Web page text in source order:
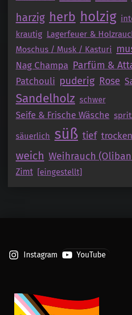
harzig herb holzig
krautig Lagerfeuer &
Moschus / Musk / Kasturi
Nag Champa Parfüm &
Patchouli puderig Rose
Sandelholz schwer
Seife & Frische Wäsche
säuerlich süß tief trocken
weich Weihrauch
Zimt [eingestellt]
Instagram YouTube